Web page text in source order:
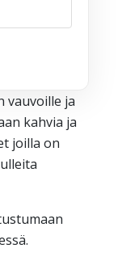
vauvoille ja
kahvia ja
joilla on